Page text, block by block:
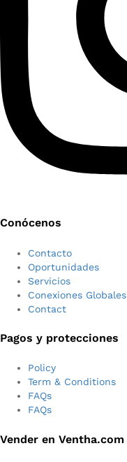
Conócenos
Contacto
Oportunidades
Servicios
Conexiones Globales
Contact
Pagos y protecciones
Policy
Term & Conditions
FAQs
FAQs
Vender en Ventha.com